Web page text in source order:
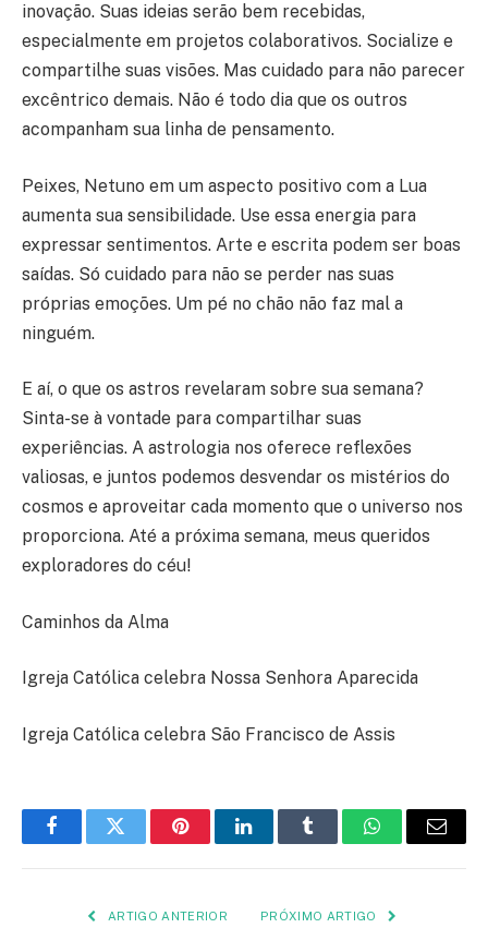
inovação. Suas ideias serão bem recebidas,
especialmente em projetos colaborativos. Socialize e
compartilhe suas visões. Mas cuidado para não parecer
excêntrico demais. Não é todo dia que os outros
acompanham sua linha de pensamento.
Peixes, Netuno em um aspecto positivo com a Lua
aumenta sua sensibilidade. Use essa energia para
expressar sentimentos. Arte e escrita podem ser boas
saídas. Só cuidado para não se perder nas suas
próprias emoções. Um pé no chão não faz mal a
ninguém.
E aí, o que os astros revelaram sobre sua semana?
Sinta-se à vontade para compartilhar suas
experiências. A astrologia nos oferece reflexões
valiosas, e juntos podemos desvendar os mistérios do
cosmos e aproveitar cada momento que o universo nos
proporciona. Até a próxima semana, meus queridos
exploradores do céu!
Caminhos da Alma
Igreja Católica celebra Nossa Senhora Aparecida
Igreja Católica celebra São Francisco de Assis
FacebookTwitter PinterestLinkedInTumblr WhatsApp
E-
ARTIGO ANTERIOR PRÓXIMO ARTIGO